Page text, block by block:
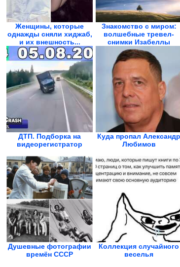
Женщины, которые
однажды сняли хиджаб,
и их внешность...
Знакомство с миром:
волшебные тревел-
снимки Изабеллы
Табаччи
ДТП. Подборка на
видеорегистратор
Куда пропал Александр
Любимов
Душевные фотографии
времён СССР
Коллекция случайного
веселья